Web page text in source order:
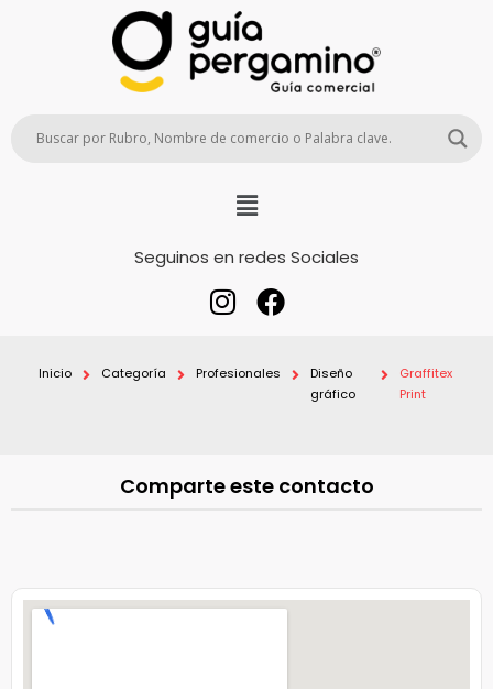
Seguinos en redes Sociales
Inicio Categoría Profesionales
Diseño
gráfico
Graffitex
Print
Comparte este contacto